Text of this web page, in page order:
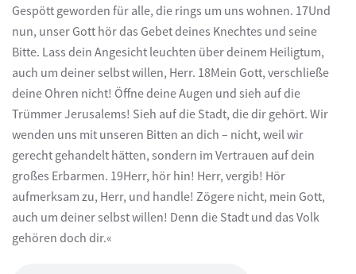
Gespött geworden für alle, die rings um uns wohnen. 17Und
nun, unser Gott hör das Gebet deines Knechtes und seine
Bitte. Lass dein Angesicht leuchten über deinem Heiligtum,
auch um deiner selbst willen, Herr. 18Mein Gott, verschließe
deine Ohren nicht! Öffne deine Augen und sieh auf die
Trümmer Jerusalems! Sieh auf die Stadt, die dir gehört. Wir
wenden uns mit unseren Bitten an dich – nicht, weil wir
gerecht gehandelt hätten, sondern im Vertrauen auf dein
großes Erbarmen. 19Herr, hör hin! Herr, vergib! Hör
aufmerksam zu, Herr, und handle! Zögere nicht, mein Gott,
auch um deiner selbst willen! Denn die Stadt und das Volk
gehören doch dir.«